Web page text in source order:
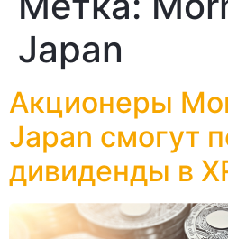
Japan
Акционеры
Japan смогут
дивиденды в